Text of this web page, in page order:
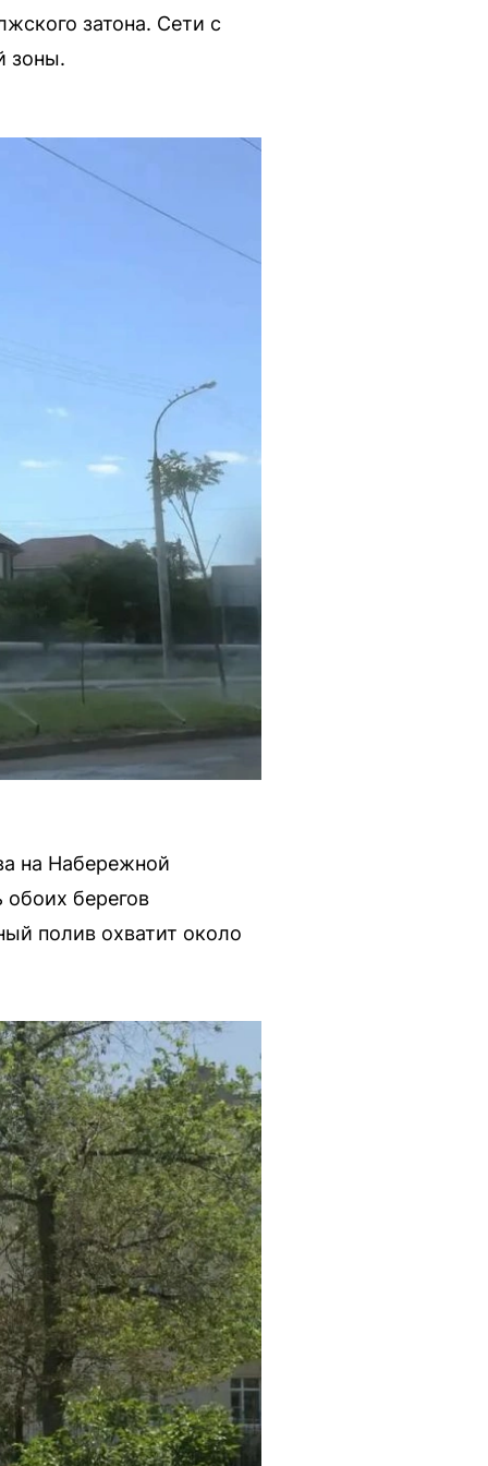
затона. Сети с
зоны.
на Набережной
берегов
полив охватит около